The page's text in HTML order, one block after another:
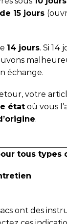
15 jours
14 jours. Si 14
échange.
votre
état où vous
.
tous types
ont des